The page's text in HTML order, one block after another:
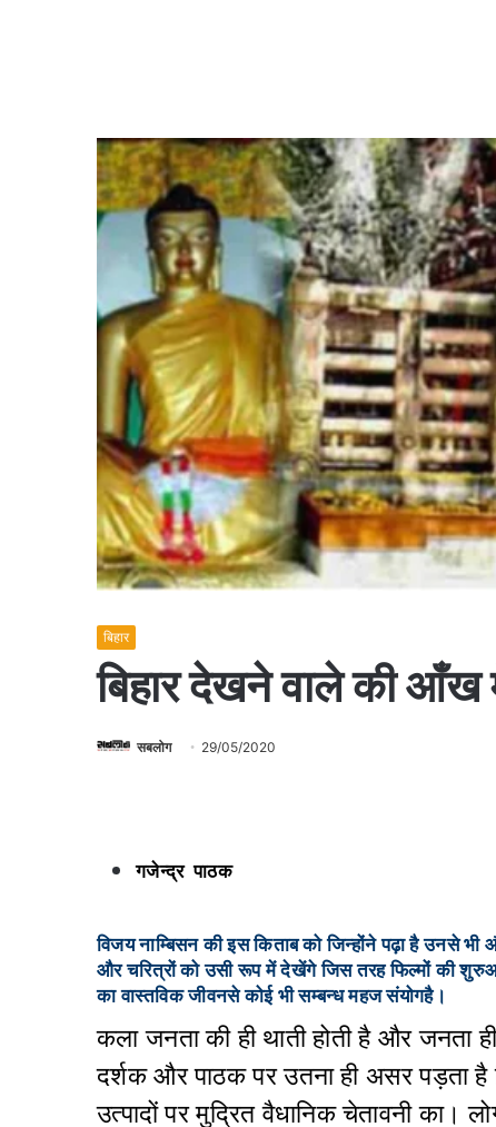
बिहार
बिहार देखने वाले की
सबलोग 29/05/2020
गजेन्द्र पाठक
विजय नाम्बिसन की इस किताब को जिन्होंने पढ़ा है उनसे भी
और चरित्रों को उसी रूप में देखेंगे जिस तरह फिल्मों की
का वास्तविक जीवनसे कोई भी सम्बन्ध महज संयोगहै।
कला जनता की ही थाती होती है और जनता
दर्शक और पाठक पर उतना ही असर पड़ता है
उत्पादों पर मुद्रित वैधानिक चेतावनी